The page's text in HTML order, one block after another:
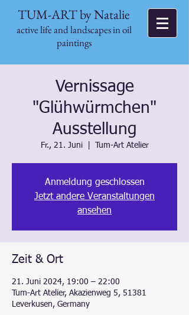
TUM-ART by Natalie
active life and landscapes in oil
paintings
Vernissage
"Glühwürmchen"
Ausstellung
Fr., 21. Juni
  |
Tum-Art Atelier
Anmeldung geschlossen
Jetzt andere Veranstaltungen
ansehen
Zeit & Ort
21. Juni 2024, 19:00 – 22:00
Tum-Art Atelier, Akazienweg 5, 51381
Leverkusen, Germany